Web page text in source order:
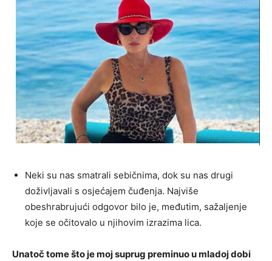
Neki su nas smatrali sebičnima, dok su nas drugi
doživljavali s osjećajem čuđenja. Najviše
obeshrabrujući odgovor bilo je, međutim, sažaljenje
koje se očitovalo u njihovim izrazima lica.
Unatoč tome što je moj suprug preminuo u mladoj dobi